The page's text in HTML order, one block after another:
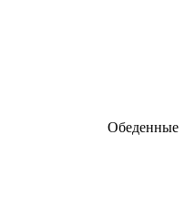
Обеденные